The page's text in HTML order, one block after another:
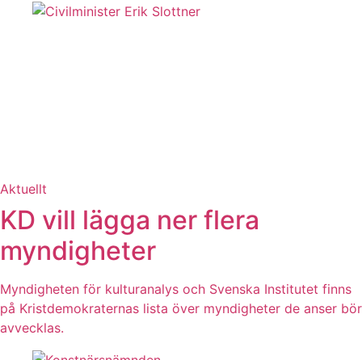
Aktuellt
KD vill lägga ner flera
myndigheter
Myndigheten för kulturanalys och Svenska Institutet finns
på Kristdemokraternas lista över myndigheter de anser bör
avvecklas.